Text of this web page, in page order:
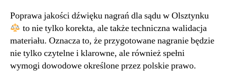
Poprawa jakości dźwięku nagrań dla sądu w Olsztynku
to nie tylko korekta, ale także techniczna walidacja
materiału. Oznacza to, że przygotowane nagranie będzie
nie tylko czytelne i klarowne, ale również spełni
wymogi dowodowe określone przez polskie prawo.